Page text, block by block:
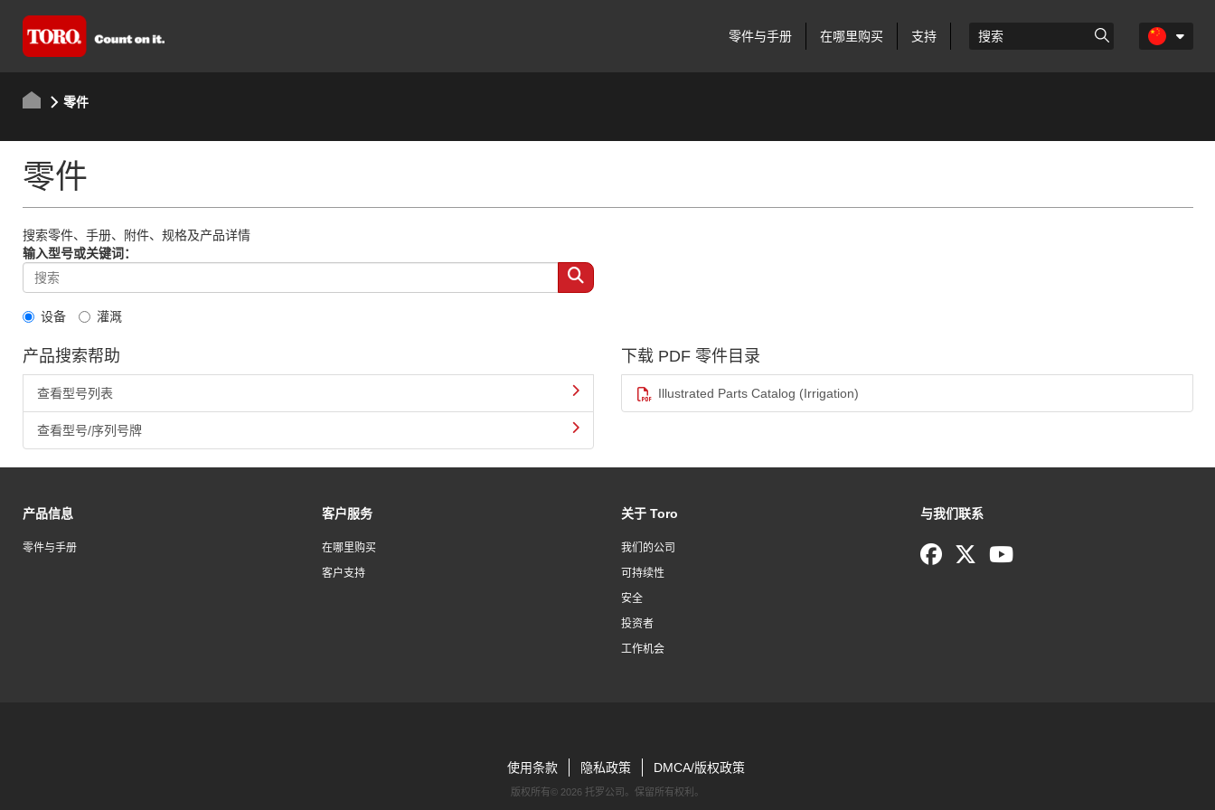
零件与手册 在哪里购买 支持
零件
零件
搜索零件、手册、附件、规格及产品详情
输入型号或关键词：
设备 灌溉
产品搜索帮助
查看型号列表
查看型号/序列号牌
下载 PDF 零件目录
Illustrated Parts Catalog (Irrigation)
产品信息
零件与手册
客户服务
在哪里购买
客户支持
关于 Toro
我们的公司
可持续性
安全
投资者
工作机会
与我们联系
使用条款 隐私政策 DMCA/版权政策
版权所有© 2026 托罗公司。保留所有权利。